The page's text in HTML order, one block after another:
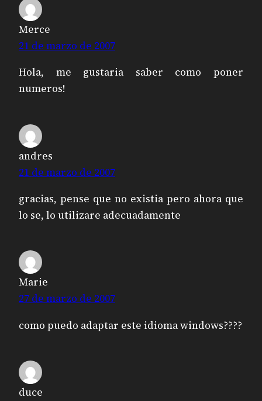
Merce
21 de marzo de 2007
Hola, me gustaria saber como poner
numeros!
andres
21 de marzo de 2007
gracias, pense que no existia pero ahora que
lo se, lo utilizare adecuadamente
Marie
27 de marzo de 2007
como puedo adaptar este idioma windows????
duce